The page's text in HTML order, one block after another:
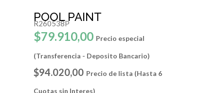
POOL PAINT
R260538P
$79.910,00 Precio especial
(Transferencia - Deposito Bancario)
$94.020,00 Precio de lista (Hasta 6
Cuotas sin Interes)